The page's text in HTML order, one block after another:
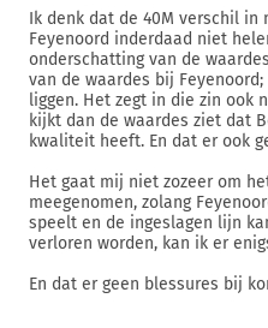
Ik denk dat de 40M verschil in
Feyenoord inderdaad niet
onderschatting van de
van de waardes bij
liggen. Het zegt in die zin ook
kijkt dan de waardes ziet dat
kwaliteit heeft. En dat er ook
Het gaat mij niet zozeer om
meegenomen, zolang
speelt en de ingeslagen lijn
verloren worden, kan ik er
En dat er geen blessures bij